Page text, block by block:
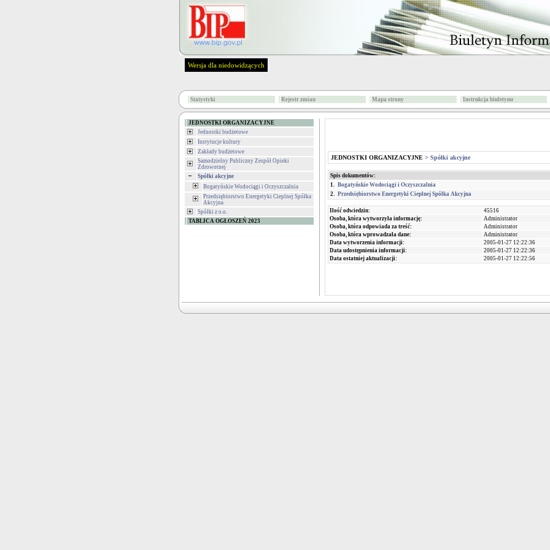
Wersja dla niedowidzących
Statystyki Rejestr zmian Mapa strony Instrukcja biuletynu
JEDNOSTKI ORGANIZACYJNE
Jednostki budżetowe
Instytucje kultury
Zakłady budżetowe
Samodzielny Publiczny Zespół Opieki
Zdrowotnej
Spółki akcyjne
Bogatyńskie Wodociągi i Oczyszczalnia
Przedsiębiorstwo Energetyki Cieplnej Spółka
Akcyjna
Spółki z o.o.
TABLICA OGŁOSZEŃ 2023
JEDNOSTKI ORGANIZACYJNE > Spółki akcyjne
Spis dokumentów:
1. Bogatyńskie Wodociągi i Oczyszczalnia
2. Przedsiębiorstwo Energetyki Cieplnej Spółka Akcyjna
Ilość odwiedzin:
45516
Osoba, która wytworzyła informację:
Administrator
Osoba, która odpowiada za treść:
Administrator
Osoba, która wprowadzała dane:
Administrator
Data wytworzenia informacji:
2005-01-27 12:22:36
Data udostępnienia informacji:
2005-01-27 12:22:36
Data ostatniej aktualizacji:
2005-01-27 12:22:56